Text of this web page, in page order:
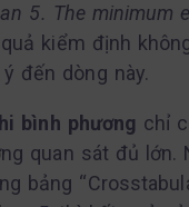
5. The minimum
kiểm định
đến dòng này.
bình phương chỉ
quan sát đủ lớn.
bảng